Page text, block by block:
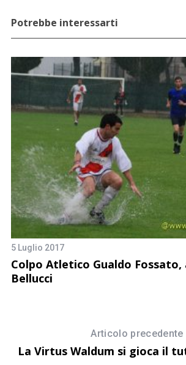
Potrebbe interessarti
5 Luglio 2017
Colpo Atletico Gualdo
Bellucci
Articolo precedente
La Virtus Waldum si gioca il